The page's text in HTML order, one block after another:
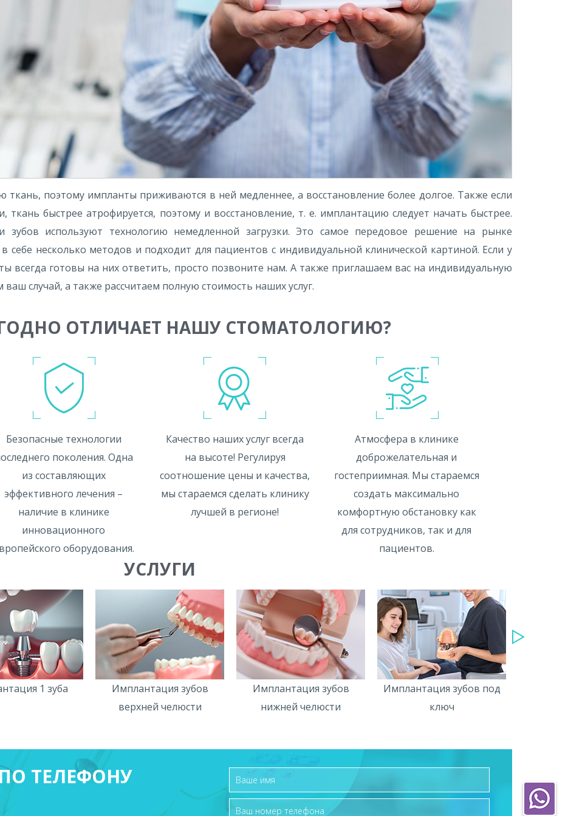
ткань, поэтому импланты приживаются в ней медленнее, а восстановление более долгое. Также если
ткань быстрее атрофируется, поэтому и восстановление, т. е. имплантацию следует начать быстрее.
используют технологию немедленной загрузки. Это самое передовое решение на рынке
в себе несколько методов и подходит для пациентов с индивидуальной клинической картиной. Если у
всегда готовы на них ответить, просто позвоните нам. А также приглашаем вас на индивидуальную
случай, а также рассчитаем полную стоимость наших услуг.
ОТЛИЧАЕТ НАШУ СТОМАТОЛОГИЮ?
Безопасные технологии
поколения. Одна
из составляющих
эффективного лечения –
наличие в клинике
инновационного
оборудования.
Качество наших услуг всегда
на высоте! Регулируя
соотношение цены и качества,
мы стараемся сделать клинику
лучшей в регионе!
Атмосфера в клинике
доброжелательная и
гостеприимная. Мы стараемся
создать максимально
комфортную обстановку как
для сотрудников, так и для
пациентов.
УСЛУГИ
1 зуба
Имплантация зубов
верхней челюсти
Имплантация зубов
нижней челюсти
Имплантация зубов под
ключ
ТЕЛЕФОНУ